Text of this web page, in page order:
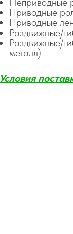
Приводные
Приводные
Раздвижные/
Раздвижные/
металл)
Условия